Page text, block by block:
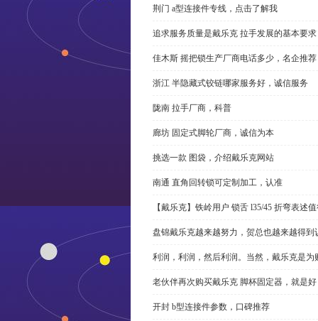
荆门 a型连接件专线，点击了解我
追求服务质量是戴乐克 拉手发展的基本要求
佳木斯 摇把锁生产厂商电话多少，名企推荐
浙江 半隐藏式铰链哪家服务好，诚信服务
陇南 拉手厂商，科普
廊坊 固定式脚轮厂商，诚信为本
挑选一款 图袋，介绍戴乐克网站
南通 直角回转锁可定制加工，认准
【戴乐克】铁岭用户 锁舌 l35/45 折弯表述
盘锦戴乐克越来越努力，贺总也越来越得到
利润，利润，然后利润。当然，戴乐克是为
老伙伴再次购买戴乐克 脚杯固定器，就是
开封 b型连接件参数，口碑推荐